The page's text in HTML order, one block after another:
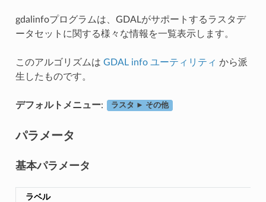
gdalinfoプログラムは、GDALがサポートするラスタデ
ータセットに関する様々な情報を一覧表示します。
このアルゴリズムは GDAL info ユーティリティ から派
生したものです。
デフォルトメニュー: ラスタ ► その他
パラメータ
基本パラメータ
ラベル